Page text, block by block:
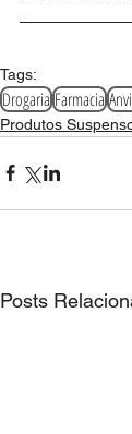
Tags:
DrogariaFarmacia
Produtos
Posts